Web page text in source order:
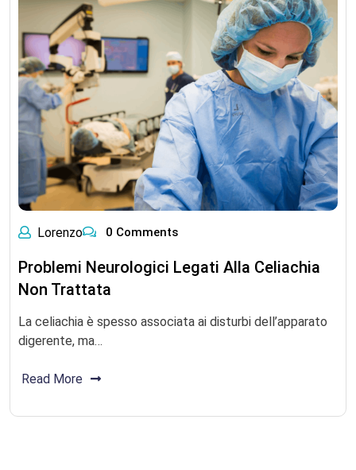
Lorenzo 0 Comments
Problemi Neurologici Legati Alla Celiachia
Non Trattata
La celiachia è spesso associata ai disturbi dell’apparato
digerente, ma…
Read More